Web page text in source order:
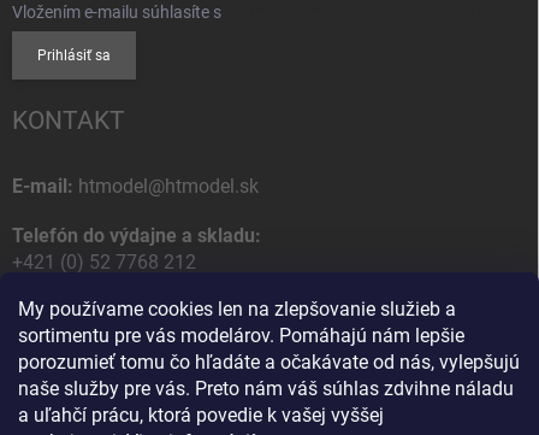
My používame cookies len na zlepšovanie služieb a
sortimentu pre vás modelárov. Pomáhajú nám lepšie
porozumieť tomu čo hľadáte a očakávate od nás, vylepšujú
naše služby pre vás. Preto nám váš súhlas zdvihne náladu
a uľahčí prácu, ktorá povedie k vašej vyššej
Vložením e-mailu súhlasíte s
Prihlásiť sa
KONTAKT
E-mail: htmodel@htmodel.sk
Telefón do výdajne a skladu:
+421 (0) 52 7768 212
Poštová / Odberná adresa:
HT model
Na letisko 49
058 01 Poprad
Slovenská Republika